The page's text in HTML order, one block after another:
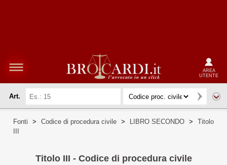
AREA
UTENTE
Art.
Fonti > Codice di procedura civile > LIBRO SECONDO >
Titolo
Titolo III - Codice di procedura civile